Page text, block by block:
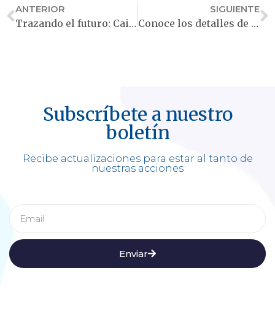
ANTERIOR
Trazando el futuro: Caitlin Notley asume el mando de Nicotine & Tobacco Research
SIGUIENTE
Conoce los detalles de la nueva Ley de vapeo en Perú; y el análisis de Jorge Palma de ASOVAPE
Subscríbete a nuestro
boletín
Recibe actualizaciones para estar al tanto de
nuestras acciones
Enviar